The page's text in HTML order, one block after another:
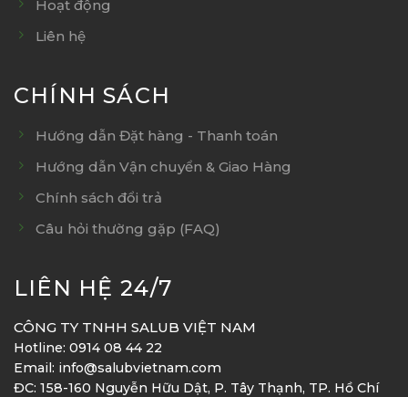
Hoạt động
Liên hệ
CHÍNH SÁCH
Hướng dẫn Đặt hàng - Thanh toán
Hướng dẫn Vận chuyển & Giao Hàng
Chính sách đổi trả
Câu hỏi thường gặp (FAQ)
LIÊN HỆ 24/7
CÔNG TY TNHH SALUB VIỆT NAM
Hotline: 0914 08 44 22
Email: info@salubvietnam.com
ĐC: 158-160 Nguyễn Hữu Dật, P. Tây Thạnh, TP. Hồ Chí